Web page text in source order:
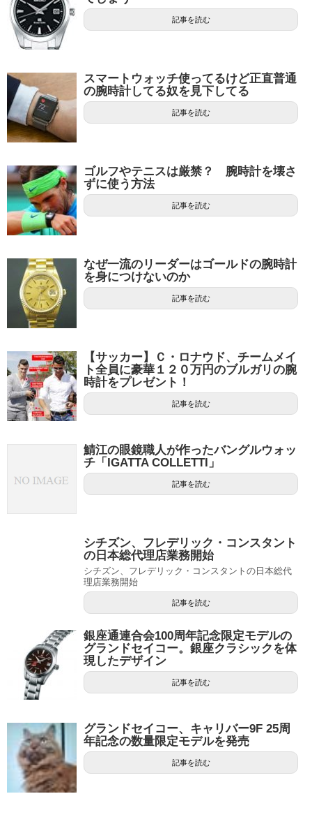
記事を読む
スマートウォッチ使ってるけど正直普通
の腕時計してる奴を見下してる
記事を読む
ゴルフやテニスは厳禁？ 腕時計を壊さ
ずに使う方法
記事を読む
なぜ一流のリーダーはゴールドの腕時計
を身につけないのか
記事を読む
【サッカー】Ｃ・ロナウド、チームメイ
ト全員に豪華１２０万円のブルガリの腕
時計をプレゼント！
記事を読む
鯖江の眼鏡職人が作ったバングルウォッ
チ「IGATTA COLLETTI」
記事を読む
シチズン、フレデリック・コンスタント
の日本総代理店業務開始
シチズン、フレデリック・コンスタントの日本総代
理店業務開始
記事を読む
銀座通連合会100周年記念限定モデルの
グランドセイコー。銀座クラシックを体
現したデザイン
記事を読む
グランドセイコー、キャリバー9F 25周
年記念の数量限定モデルを発売
記事を読む